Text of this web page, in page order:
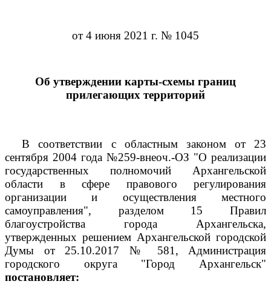
от 4 июня 2021 г. № 1045
Об утверждении карты-схемы границ
прилегающих территорий
В соответствии с областным законом от 23
сентября 2004 года №259-внеоч.-ОЗ "О реализации
государственных полномочий Архангельской
области в сфере правового регулирования
организации и осуществления местного
самоуправления", разделом 15 Правил
благоустройства города Архангельска,
утвержденных решением Архангельской городской
Думы от 25.10.2017 № 581, Администрация
городского округа "Город Архангельск"
постановляет: